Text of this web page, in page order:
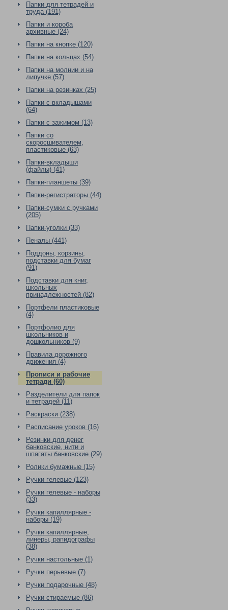
Папки для тетрадей и
труда (191)
Папки и короба
архивные (24)
Папки на кнопке (120)
Папки на кольцах (54)
Папки на молнии и на
липучке (57)
Папки на резинках (25)
Папки с вкладышами
(64)
Папки с зажимом (13)
Папки со
скоросшивателем,
пластиковые (63)
Папки-вкладыши
(файлы) (41)
Папки-планшеты (39)
Папки-регистраторы (44)
Папки-сумки с ручками
(205)
Папки-уголки (33)
Пеналы (441)
Поддоны, корзины,
подставки для бумаг
(91)
Подставки для книг,
школьных
принадлежностей (82)
Портфели пластиковые
(4)
Портфолио для
школьников и
дошкольников (9)
Правила дорожного
движения (4)
Прописи и рабочие
тетради (60)
Разделители для папок
и тетрадей (11)
Раскраски (238)
Расписание уроков (16)
Резинки для денег
банковские, нити и
шпагаты банковские (29)
Ролики бумажные (15)
Ручки гелевые (123)
Ручки гелевые - наборы
(33)
Ручки капиллярные -
наборы (19)
Ручки капиллярные,
линеры, рапидографы
(38)
Ручки настольные (1)
Ручки перьевые (7)
Ручки подарочные (48)
Ручки стираемые (86)